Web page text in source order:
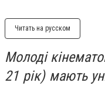
Читать на русском
Молоді
21 рік) мають